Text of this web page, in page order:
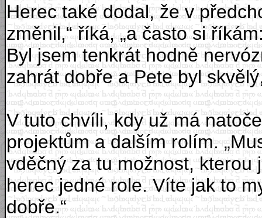
Herec také dodal, že v
změnil,“ říká, „a často si
Byl jsem tenkrát hodně
zahrát dobře a Pete byl
V tuto chvíli, kdy už má
projektům a dalším rolím.
vděčný za tu možnost,
herec jedné role. Víte jak to
dobře.“